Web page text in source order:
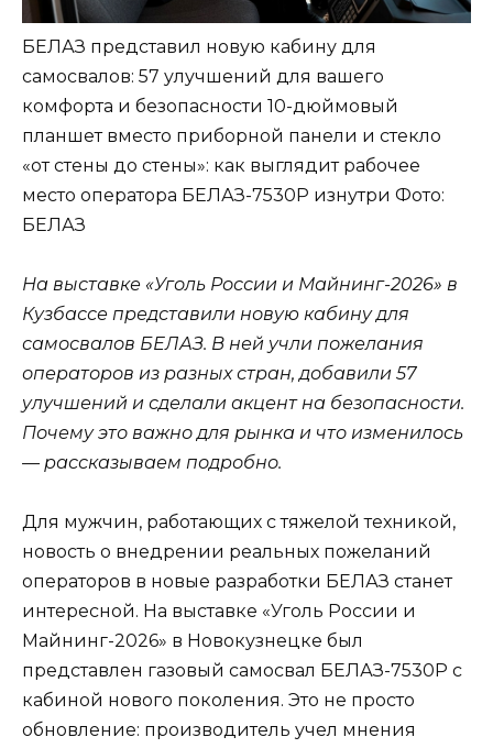
БЕЛАЗ представил новую кабину для
самосвалов: 57 улучшений для вашего
комфорта и безопасности 10-дюймовый
планшет вместо приборной панели и стекло
«от стены до стены»: как выглядит рабочее
место оператора БЕЛАЗ-7530Р изнутри Фото:
БЕЛАЗ
На выставке «Уголь России и Майнинг-2026» в
Кузбассе представили новую кабину для
самосвалов БЕЛАЗ. В ней учли пожелания
операторов из разных стран, добавили 57
улучшений и сделали акцент на безопасности.
Почему это важно для рынка и что изменилось
— рассказываем подробно.
Для мужчин, работающих с тяжелой техникой,
новость о внедрении реальных пожеланий
операторов в новые разработки БЕЛАЗ станет
интересной. На выставке «Уголь России и
Майнинг-2026» в Новокузнецке был
представлен газовый самосвал БЕЛАЗ-7530Р с
кабиной нового поколения. Это не просто
обновление: производитель учел мнения